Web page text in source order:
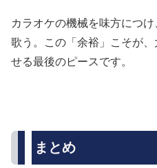
カラオケの機械を味方につ
歌う。この「余裕」こそが
せる最後のピースです。
まとめ